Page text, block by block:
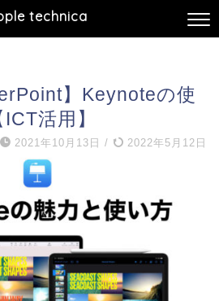
technica
】Keynoteの使
活用】
2021年10月13日 / 2022年5月12日